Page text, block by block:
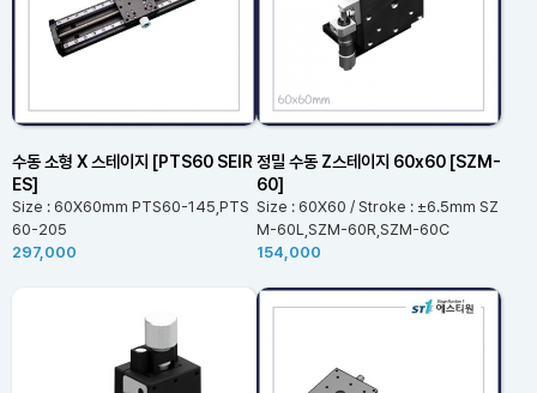
수동 소형 X 스테이지 [PTS60 SEIR
ES]
Size : 60X60mm PTS60-145,PTS
60-205
297,000
정밀 수동 Z스테이지 60x60 [SZM-
60]
Size : 60X60 / Stroke : ±6.5mm SZ
M-60L,SZM-60R,SZM-60C
154,000